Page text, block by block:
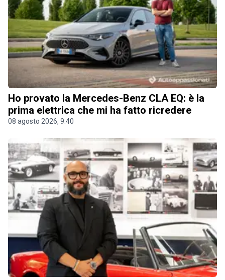
Ho provato la Mercedes-Benz CLA EQ: è la
prima elettrica che mi ha fatto ricredere
08 agosto 2026, 9.40